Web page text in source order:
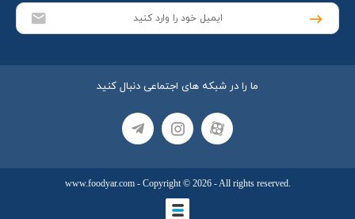
ما را در شبکه های اجتماعی دنبال کنید
www.foodyar.com- Copyright © 2026 - All rights reserved.